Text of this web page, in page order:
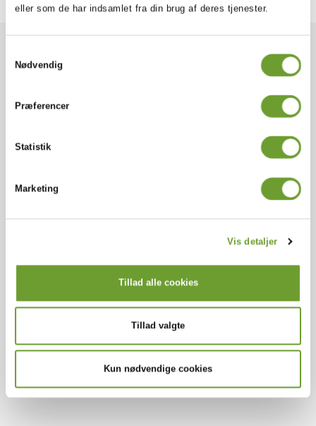
eller som de har indsamlet fra din brug af deres tjenester.
Nødvendig
Præferencer
Statistik
Marketing
Vis detaljer
Tillad alle cookies
Tillad valgte
Kun nødvendige cookies
Spørgsmål?
Du er altid velkommen til at kontakte
Grethe Munkvold Qvist
phone +45 9715 3611